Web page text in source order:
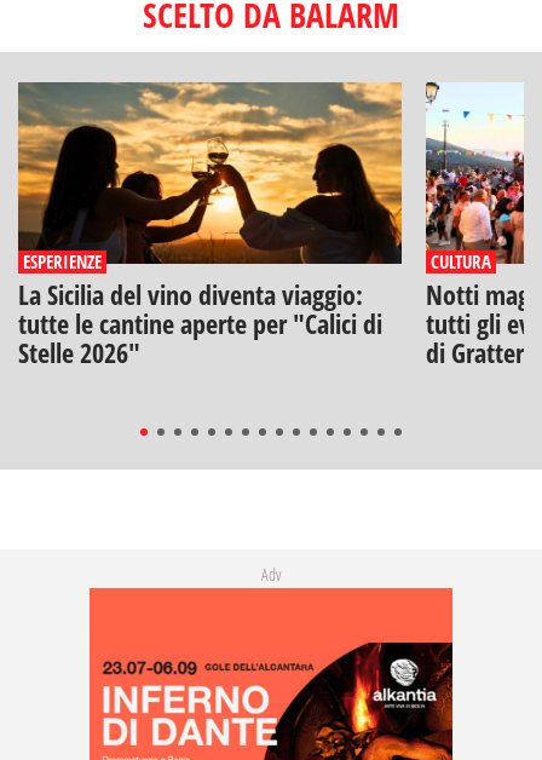
SCELTO DA BALARM
ESPERIENZE
La Sicilia del vino diventa viaggio:
tutte le cantine aperte per "Calici di
Stelle 2026"
CULTURA
Notti
tutti gli
di Gratteri
Adv